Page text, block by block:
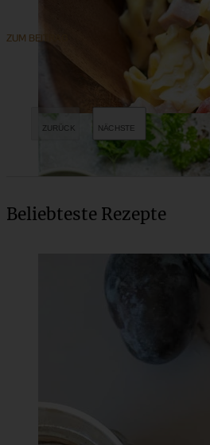
ZUM BEITRAG
Bunter Tortellinisalat – der Beste,
Beliebteste Rezepte